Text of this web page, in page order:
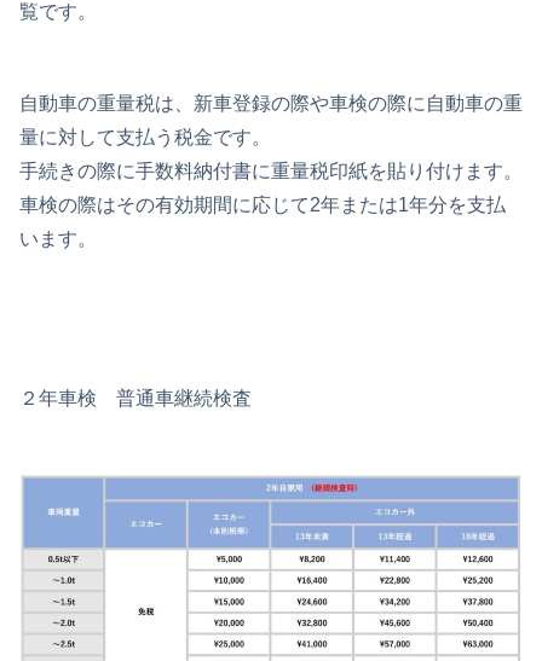
覧です。
自動車の重量税は、新車登録の際や車検の際に自動車の重
量に対して支払う税金です。
手続きの際に手数料納付書に重量税印紙を貼り付けます。
車検の際はその有効期間に応じて2年または1年分を支払
います。
２年車検 普通車継続検査